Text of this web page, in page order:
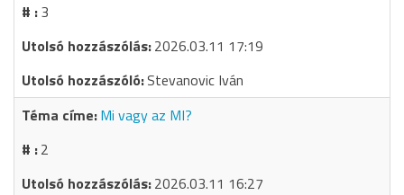
3
2026.03.11 17:19
Stevanovic Iván
Mi vagy az MI?
2
2026.03.11 16:27